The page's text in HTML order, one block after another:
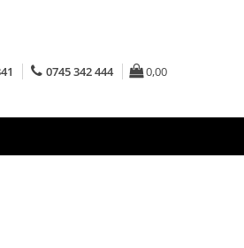
0745 342 444 0,00